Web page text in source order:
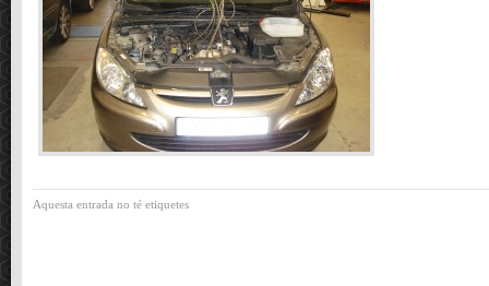
Aquesta entrada no té etiquetes